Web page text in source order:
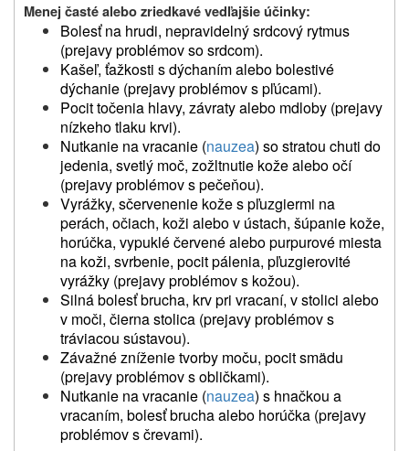
Menej časté alebo zriedkavé vedľajšie účinky:
Bolesť na hrudi, nepravidelný srdcový rytmus
(prejavy problémov so srdcom).
Kašeľ, ťažkosti s dýchaním alebo bolestivé
dýchanie (prejavy problémov s pľúcami).
Pocit točenia hlavy, závraty alebo mdloby (prejavy
nízkeho tlaku krvi).
Nutkanie na vracanie (nauzea) so stratou chuti do
jedenia, svetlý moč, zožltnutie kože alebo očí
(prejavy problémov s pečeňou).
Vyrážky, sčervenenie kože s pľuzgiermi na
perách, očiach, koži alebo v ústach, šúpanie kože,
horúčka, vypuklé červené alebo purpurové miesta
na koži, svrbenie, pocit pálenia, pľuzgierovité
vyrážky (prejavy problémov s kožou).
Silná bolesť brucha, krv pri vracaní, v stolici alebo
v moči, čierna stolica (prejavy problémov s
tráviacou sústavou).
Závažné zníženie tvorby moču, pocit smädu
(prejavy problémov s obličkami).
Nutkanie na vracanie (nauzea) s hnačkou a
vracaním, bolesť brucha alebo horúčka (prejavy
problémov s črevami).